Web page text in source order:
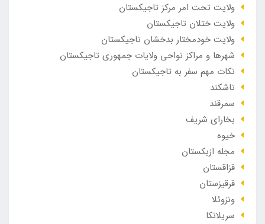
ولایت تحت امر مرکز تاجیکستان
ولایت ختلان تاجیکستان
ولایت خودمختار بدخشان تاجیکستان
شهرها و مراکز نواحی ولایات جمهوری تاجیکستان
نکات مهم سفر به تاجیکستان
تاشکند
سمرقند
بخارای شریف
خیوه
مجله ازبکستان
قزاقستان
قرقیزستان
ونزوئلا
سریلانکا